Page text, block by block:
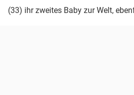
(33) ihr zweites Baby zur Welt,